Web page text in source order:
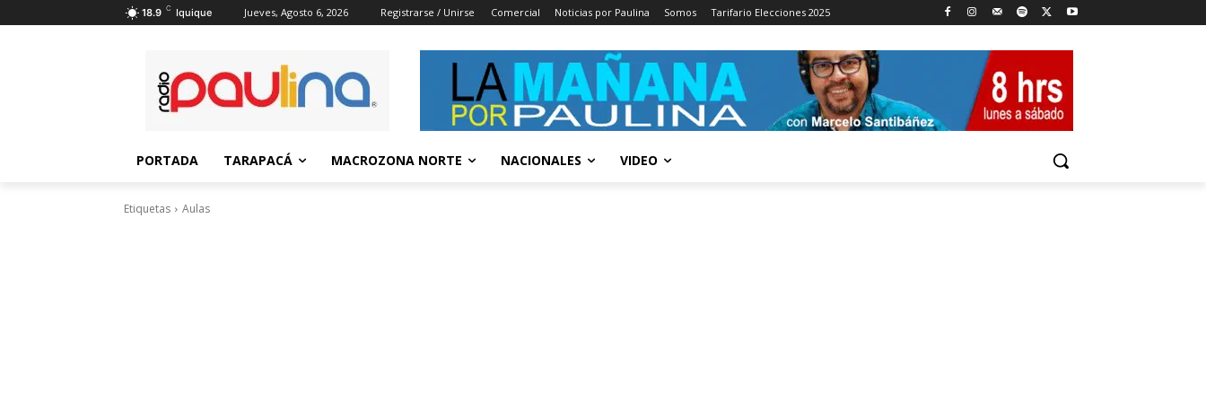
18.9 C Iquique Jueves, Agosto 6, 2026 Registrarse / Unirse Comercial Noticias por Paulina Somos Tarifario Elecciones 2025
PORTADA TARAPACÁ MACROZONA NORTE NACIONALES VIDEO
Etiquetas Aulas